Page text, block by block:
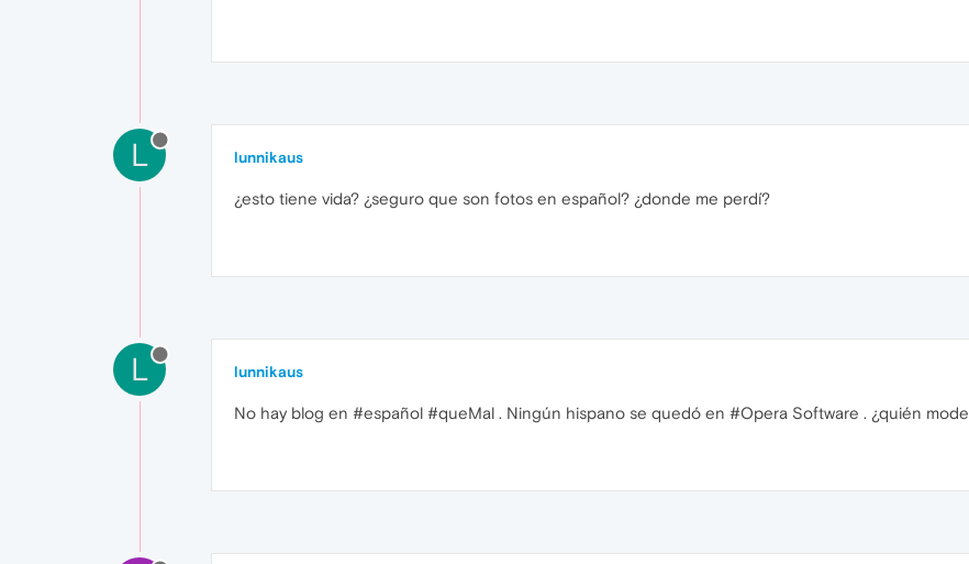
L lunnikaus
¿esto tiene vida? ¿seguro que son fotos en español? ¿donde me perdí?
L lunnikaus
No hay blog en #español #queMal . Ningún hispano se quedó en #Opera Software . ¿quién